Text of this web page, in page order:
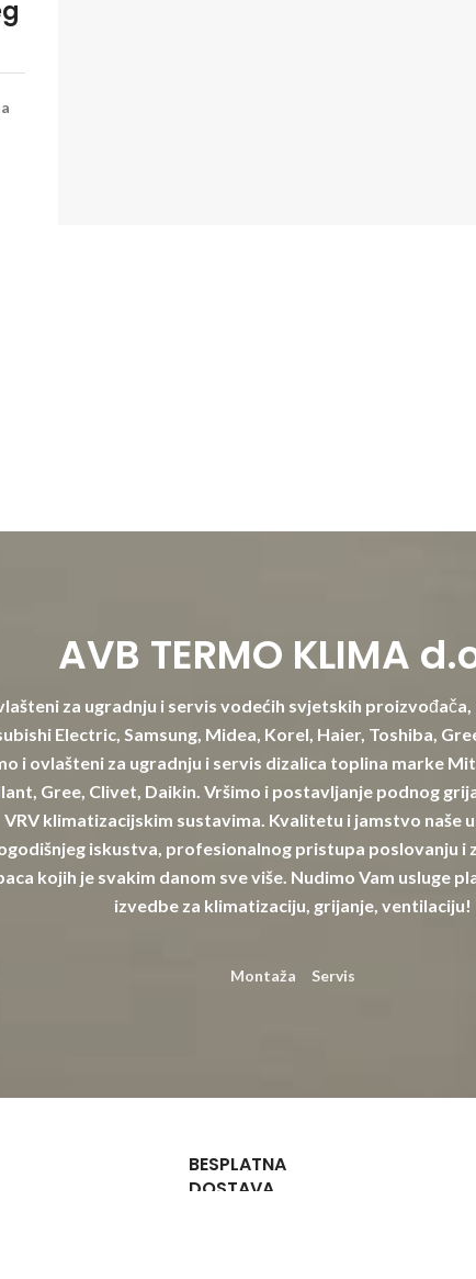
AVB TERMO KLIMA
za ugradnju i servis vodećih svjetskih
Electric, Samsung, Midea, Korel, Haier, Toshiba,
i ovlašteni za ugradnju i servis dizalica toplina marke
Gree, Clivet, Daikin. Vršimo i postavljanje podnog
VRV klimatizacijskim sustavima. Kvalitetu i jamstvo naše
iskustva, profesionalnog pristupa poslovanju i
kojih je svakim danom sve više. Nudimo Vam usluge
izvedbe za klimatizaciju, grijanje, ventilaciju!
Montaža Servis
BESPLATNA
DOSTAVA